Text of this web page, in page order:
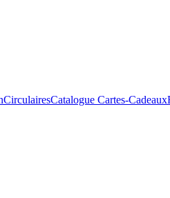
CirculairesCatalogue Cartes-Cadeaux